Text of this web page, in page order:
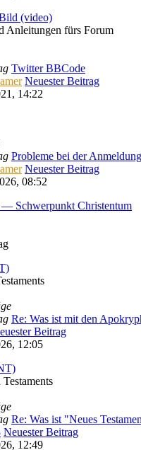
(video)
Anleitungen fürs Forum
Twitter BBCode
Neuester Beitrag
14:22
Probleme bei der
Neuester Beitrag
08:52
Schwerpunkt Christentum
Re: Was ist mit den
Beitrag
12:05
Re: Was ist "Neues
Neuester Beitrag
12:49